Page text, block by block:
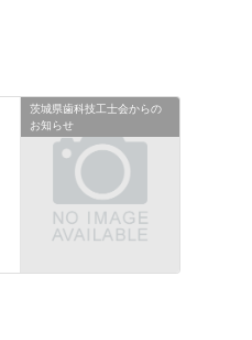
茨城県歯科技工士会からの
お知らせ